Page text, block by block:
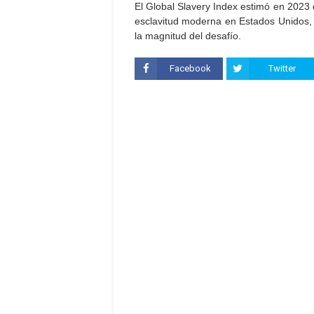
El Global Slavery Index estimó en
esclavitud moderna en Estados
la magnitud del desafío.
Facebook Twitter